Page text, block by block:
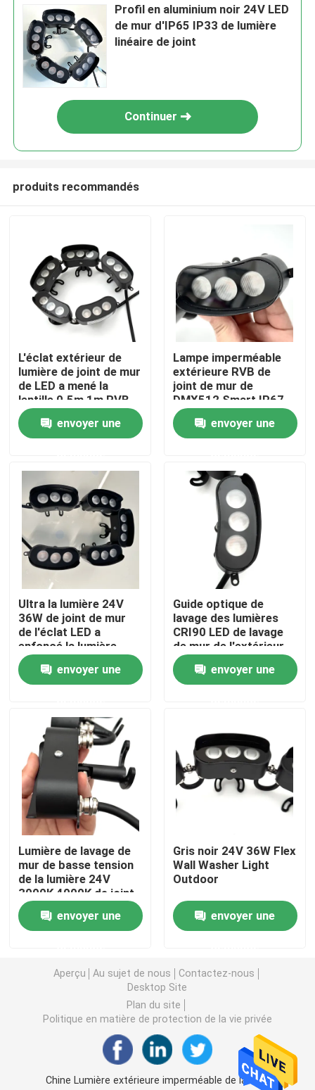
Aperçu
Produits
A propos de nous
Visite d'usine
Contrôle de la qualité
Contact
nouvelles
Demande de soumission
Lumière de bande au néon de LED
lumière de bande flexible au néon
Lumière de bande au néon de silicone
lumière menée d'épi
Lumière linéaire d'horizon
Sous la lumière de bande du Cabinet LED
Lumière de bijoux de LED
Profil en aluminium noir 24V LED
de mur d'IP65 IP33 de lumière
linéaire de joint
Continuer
produits recommandés
L'éclat extérieur de
lumière de joint de mur
de LED a mené la
lentille 0.5m 1m RVB
envoyer une
Lampe imperméable
extérieure RVB de
joint de mur de
DMX512 Smart IP67
LED
envoyer une
Ultra la lumière 24V
36W de joint de mur
de l'éclat LED a
enfoncé la lumière
linéaire de joint de mur
envoyer une
Guide optique de
lavage des lumières
CRI90 LED de lavage
de mur de l'extérieur
LED du câble 12W
24W
envoyer une
Lumière de lavage de
mur de basse tension
de la lumière 24V
3000K 4000K de joint
de mur de l'intense
luminosité LED
envoyer une
Gris noir 24V 36W Flex
Wall Washer Light
Outdoor
envoyer une
Aperçu Au sujet de nous
Contactez-nous
Desktop Site
Plan du site
Politique en matière de protection de la vie privée
Chine Lumière extérieure imperméable de lavage